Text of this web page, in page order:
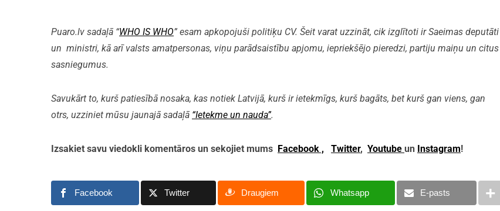
Puaro.lv sadaļā “WHO IS WHO” esam apkopojuši politiķu CV. Šeit varat uzzināt, cik izglītoti ir Saeimas deputāti
un ministri, kā arī valsts amatpersonas, viņu parādsaistību apjomu, iepriekšējo pieredzi, partiju maiņu un citus
sasniegumus.
Savukārt to, kurš patiesībā nosaka, kas notiek Latvijā, kurš ir ietekmīgs, kurš bagāts, bet kurš gan viens, gan
otrs, uzziniet mūsu jaunajā sadaļā “Ietekme un nauda”.
Izsakiet savu viedokli komentāros un sekojiet mums Facebook , Twitter, Youtube un Instagram!
Facebook Twitter Draugiem Whatsapp E-pasts